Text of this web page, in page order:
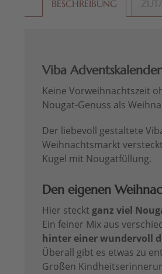
BESCHREIBUNG
Viba
Keine Vorweihnachtszeit
Nougat-Genuss als
Der liebevoll gestaltete
Weihnachtsmarkt
Kugel mit Nougatfüllung.
Den eigenen
Hier steckt ganz viel
Ein feiner Mix aus
hinter einer wundervoll
Überall gibt es etwas zu
Großen